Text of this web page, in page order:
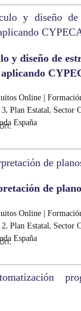
y diseño de
Online |
3, Plan Estatal, Sector
España
de
Online |
, Plan Estatal, Sector
España